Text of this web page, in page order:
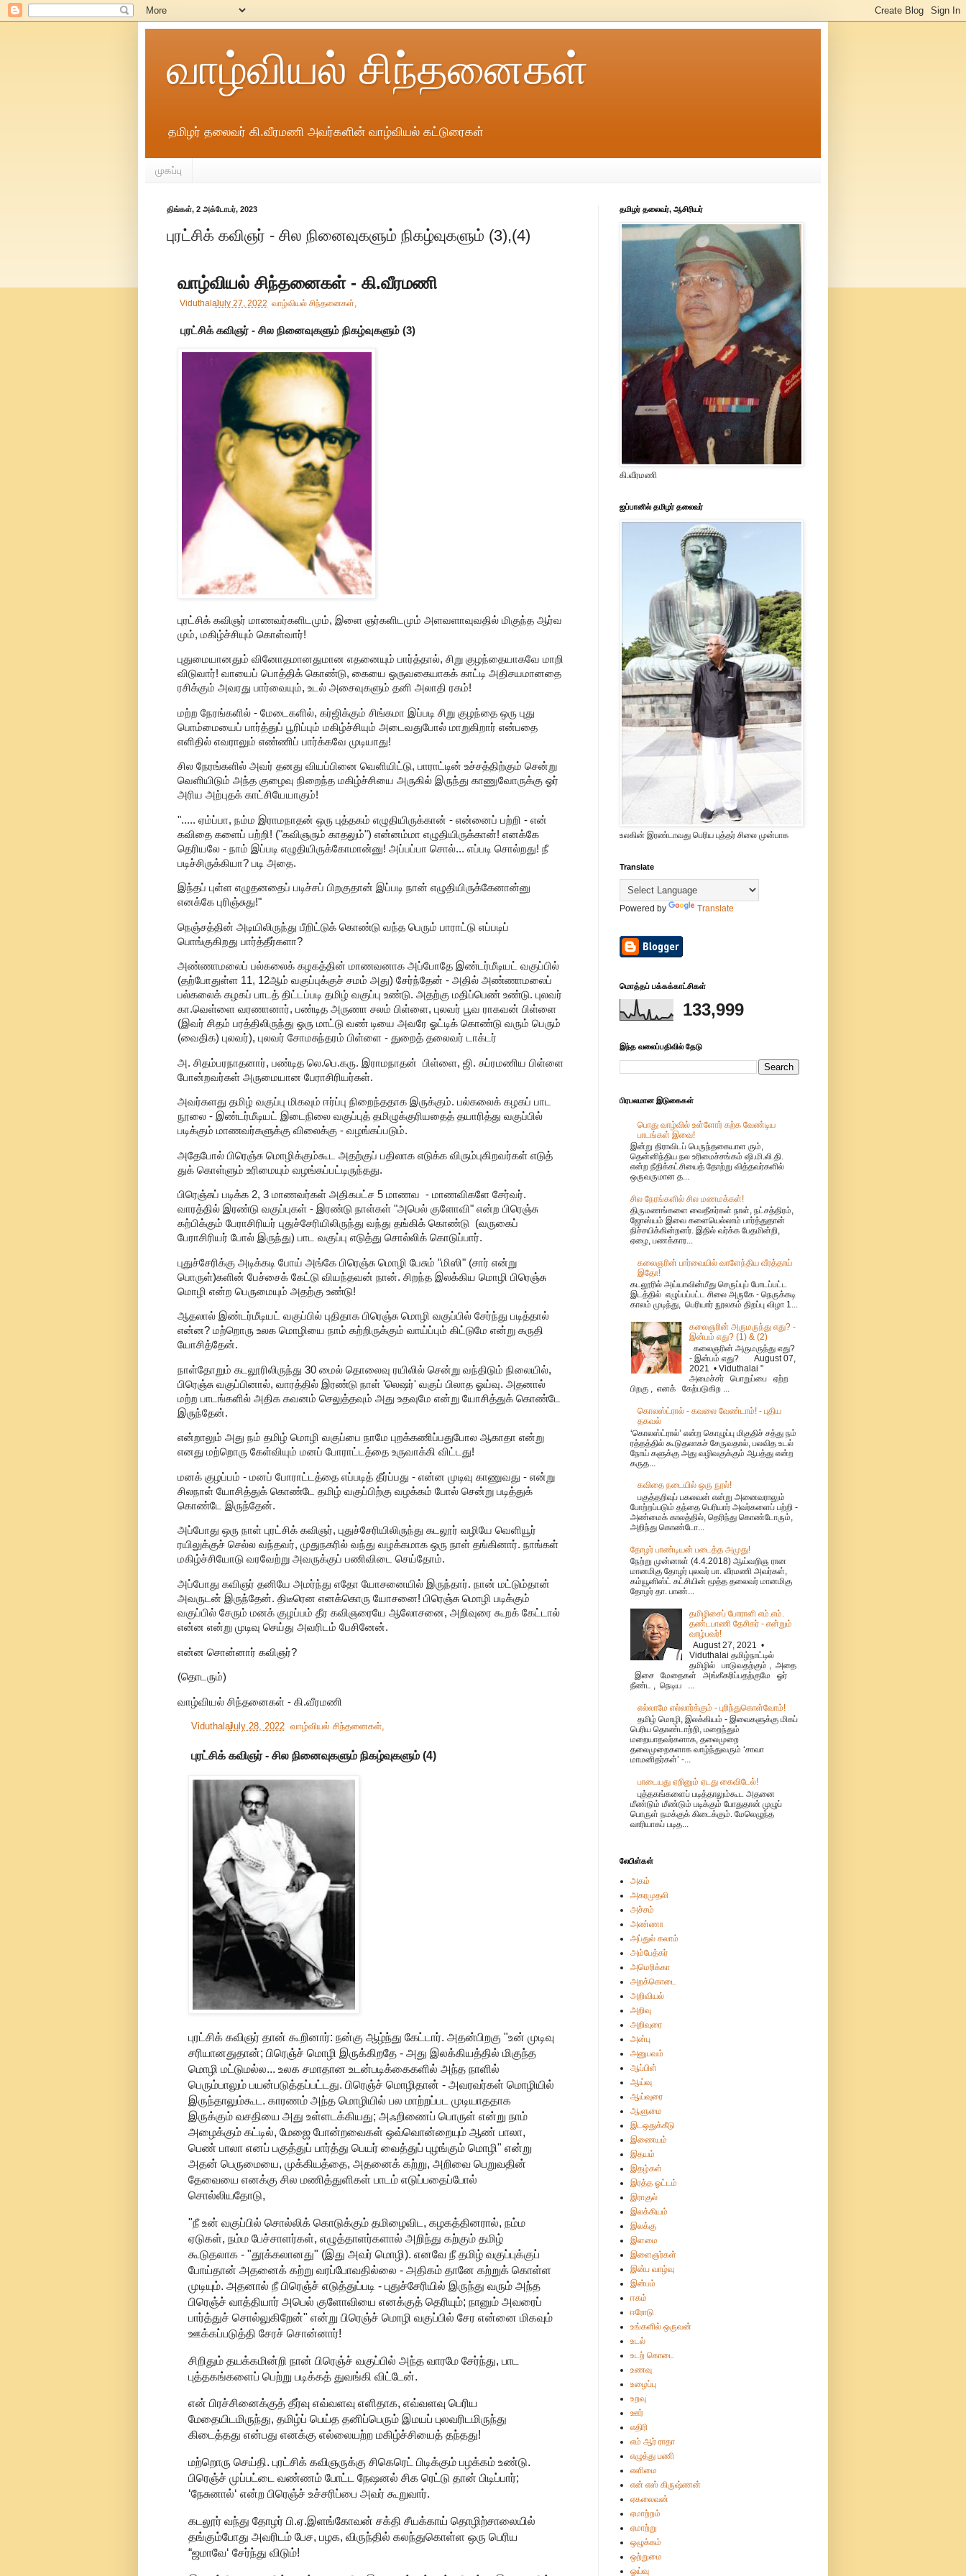
வாழ்வியல் சிந்தனைகள்
தமிழர் தலைவர் கி.வீரமணி அவர்களின் வாழ்வியல் கட்டுரைகள்
முகப்பு
திங்கள், 2 அக்டோபர், 2023
புரட்சிக் கவிஞர் - சில நினைவுகளும் நிகழ்வுகளும் (3),(4)
வாழ்வியல் சிந்தனைகள் - கி.வீரமணி
ViduthalaiJuly 27, 2022 வாழ்வியல் சிந்தனைகள்,
புரட்சிக் கவிஞர் - சில நினைவுகளும் நிகழ்வுகளும் (3)
புரட்சிக் கவிஞர் மாணவர்களிடமும், இளை ஞர்களிடமும் அளவளாவுவதில் மிகுந்த ஆர்வ
மும், மகிழ்ச்சியும் கொள்வார்!
புதுமையானதும் வினோதமானதுமான எதனையும் பார்த்தால், சிறு குழந்தையாகவே மாறி
விடுவார்! வாயைப் பொத்திக் கொண்டு, கையை ஒருவகையாகக் காட்டி அதிசயமானதை
ரசிக்கும் அவரது பார்வையும், உடல் அசைவுகளும் தனி அலாதி ரகம்!
மற்ற நேரங்களில் - மேடைகளில், கர்ஜிக்கும் சிங்கமா இப்படி சிறு குழந்தை ஒரு புது
பொம்மையைப் பார்த்துப் பூரிப்பும் மகிழ்ச்சியும் அடைவதுபோல் மாறுகிறார் என்பதை
எளிதில் எவராலும் எண்ணிப் பார்க்கவே முடியாது!
சில நேரங்களில் அவர் தனது வியப்பினை வெளியிட்டு, பாராட்டின் உச்சத்திற்கும் சென்று
வெளியிடும் அந்த குழைவு நிறைந்த மகிழ்ச்சியை அருகில் இருந்து காணுவோருக்கு ஓர்
அரிய அற்புதக் காட்சியேயாகும்!
"..... ஏம்ப்பா, நம்ம இராமநாதன் ஒரு புத்தகம் எழுதியிருக்கான் - என்னைப் பற்றி - என்
கவிதை களைப் பற்றி! ("கவிஞரும் காதலும்") என்னம்மா எழுதியிருக்கான்! எனக்கே
தெரியலே - நாம் இப்படி எழுதியிருக்கோமான்னு! அப்பப்பா சொல்... எப்படி சொல்றது! நீ
படிச்சிருக்கியா? படி அதை.
இந்தப் புள்ள எழுதனதைப் படிச்சப் பிறகுதான் இப்படி நான் எழுதியிருக்கேனான்னு
எனக்கே புரிஞ்சுது!"
நெஞ்சத்தின் அடியிலிருந்து பீறிட்டுக் கொண்டு வந்த பெரும் பாராட்டு எப்படிப்
பொங்குகிறது பார்த்தீர்களா?
அண்ணாமலைப் பல்கலைக் கழகத்தின் மாணவனாக அப்போதே இண்டர்மீடியட் வகுப்பில்
(தற்போதுள்ள 11, 12ஆம் வகுப்புக்குச் சமம் அது) சேர்ந்தேன் - அதில் அண்ணாமலைப்
பல்கலைக் கழகப் பாடத் திட்டப்படி தமிழ் வகுப்பு உண்டு. அதற்கு மதிப்பெண் உண்டு. புலவர்
கா.வெள்ளை வரணானார், பண்டித அருணா சலம் பிள்ளை, புலவர் பூவ ராகவன் பிள்ளை
(இவர் சிதம் பரத்திலிருந்து ஒரு மாட்டு வண் டியை அவரே ஓட்டிக் கொண்டு வரும் பெரும்
(வைதிக) புலவர்), புலவர் சோமசுந்தரம் பிள்ளை - துறைத் தலைவர் டாக்டர்
அ. சிதம்பரநாதனார், பண்டித லெ.பெ.கரு. இராமநாதன் பிள்ளை, ஜி. சுப்ரமணிய பிள்ளை
போன்றவர்கள் அருமையான பேராசிரியர்கள்.
அவர்களது தமிழ் வகுப்பு மிகவும் ஈர்ப்பு நிறைந்ததாக இருக்கும். பல்கலைக் கழகப் பாட
நூலை - இண்டர்மீடியட் இடைநிலை வகுப்புத் தமிழுக்குரியதைத் தயாரித்து வகுப்பில்
படிக்கும் மாணவர்களுக்கு விலைக்கு - வழங்கப்படும்.
அதேபோல் பிரெஞ்சு மொழிக்கும்கூட அதற்குப் பதிலாக எடுக்க விரும்புகிறவர்கள் எடுத்
துக் கொள்ளும் உரிமையும் வழங்கப்பட்டிருந்தது.
பிரெஞ்சுப் படிக்க 2, 3 மாணவர்கள் அதிகபட்ச 5 மாணவ - மாணவிகளே சேர்வர்.
வாரத்தில் இரண்டு வகுப்புகள் - இரண்டு நாள்கள் "அபெல் குளோவி" என்ற பிரெஞ்சு
கற்பிக்கும் பேராசிரியர் புதுச்சேரியிலிருந்து வந்து தங்கிக் கொண்டு (வருகைப்
பேராசிரியர் போல் இருந்து) பாட வகுப்பு எடுத்து சொல்லிக் கொடுப்பார்.
புதுச்சேரிக்கு அடிக்கடி போய் அங்கே பிரெஞ்சு மொழி பேசும் "மிஸி" (சார் என்று
பொருள்)களின் பேச்சைக் கேட்டு வியந்தவன் நான். சிறந்த இலக்கிய மொழி பிரெஞ்சு
மொழி என்ற பெருமையும் அதற்கு உண்டு!
ஆதலால் இண்டர்மீடியட் வகுப்பில் புதிதாக பிரெஞ்சு மொழி வகுப்பில் சேர்ந்து படித்தால்
என்ன? மற்றொரு உலக மொழியை நாம் கற்றிருக்கும் வாய்ப்பும் கிட்டுமே என்று கருதி
யோசித்தேன்.
நாள்தோறும் கடலூரிலிருந்து 30 மைல் தொலைவு ரயிலில் சென்று வந்திடும் நிலையில்,
பிரெஞ்சு வகுப்பினால், வாரத்தில் இரண்டு நாள் 'லெஷர்' வகுப் பிலாத ஓய்வு. அதனால்
மற்ற பாடங்களில் அதிக கவனம் செலுத்தவும் அது உதவுமே என்று யோசித்துக் கொண்டே
இருந்தேன்.
என்றாலும் அது நம் தமிழ் மொழி வகுப்பை நாமே புறக்கணிப்பதுபோல ஆகாதா என்று
எனது மற்றொரு கேள்வியும் மனப் போராட்டத்தை உருவாக்கி விட்டது!
மனக் குழப்பம் - மனப் போராட்டத்தை எப்படித் தீர்ப்பது - என்ன முடிவு காணுவது - என்று
சிலநாள் யோசித்துக் கொண்டே தமிழ் வகுப்பிற்கு வழக்கம் போல் சென்று படித்துக்
கொண்டே இருந்தேன்.
அப்போது ஒரு நாள் புரட்சிக் கவிஞர், புதுச்சேரியிலிருந்து கடலூர் வழியே வெளியூர்
ரயிலுக்குச் செல்ல வந்தவர், முதுநகரில் வந்து வழக்கமாக ஒரு நாள் தங்கினார். நாங்கள்
மகிழ்ச்சியோடு வரவேற்று அவருக்குப் பணிவிடை செய்தோம்.
அப்போது கவிஞர் தனியே அமர்ந்து எதோ யோசனையில் இருந்தார். நான் மட்டும்தான்
அவருடன் இருந்தேன். திடீரென எனக்கொரு யோசனை! பிரெஞ்சு மொழி படிக்கும்
வகுப்பில் சேரும் மனக் குழப்பம் தீர கவிஞரையே ஆலோசனை, அறிவுரை கூறக் கேட்டால்
என்ன என்று முடிவு செய்து அவரிடம் பேசினேன்.
என்ன சொன்னார் கவிஞர்?
(தொடரும்)
வாழ்வியல் சிந்தனைகள் - கி.வீரமணி
ViduthalaiJuly 28, 2022 வாழ்வியல் சிந்தனைகள்,
புரட்சிக் கவிஞர் - சில நினைவுகளும் நிகழ்வுகளும் (4)
புரட்சிக் கவிஞர் தான் கூறினார்: நன்கு ஆழ்ந்து கேட்டார். அதன்பிறகு "உன் முடிவு
சரியானதுதான்; பிரெஞ்ச் மொழி இருக்கிறதே - அது இலக்கியத்தில் மிகுந்த
மொழி மட்டுமல்ல... உலக சமாதான உடன்படிக்கைகளில் அந்த நாளில்
பெரும்பாலும் பயன்படுத்தப்பட்டது. பிரெஞ்ச் மொழிதான் - அவரவர்கள் மொழியில்
இருந்தாலும்கூட. காரணம் அந்த மொழியில் பல மாற்றப்பட முடியாததாக
இருக்கும் வசதியை அது உள்ளடக்கியது; அஃறிணைப் பொருள் என்று நாம்
அழைக்கும் கட்டில், மேஜை போன்றவைகள் ஒவ்வொன்றையும் ஆண் பாலா,
பெண் பாலா எனப் பகுத்துப் பார்த்து பெயர் வைத்துப் புழங்கும் மொழி" என்று
அதன் பெருமையை, முக்கியத்தை, அதனைக் கற்று, அறிவை பெறுவதின்
தேவையை எனக்கு சில மணித்துளிகள் பாடம் எடுப்பதைப்போல்
சொல்லியதோடு,
"நீ உன் வகுப்பில் சொல்லிக் கொடுக்கும் தமிழைவிட, கழகத்தினரால், நம்ம
ஏடுகள், நம்ம பேச்சாளர்கள், எழுத்தாளர்களால் அறிந்து கற்கும் தமிழ்
கூடுதலாக - "தூக்கலானது" (இது அவர் மொழி). எனவே நீ தமிழ் வகுப்புக்குப்
போய்தான் அதனைக் கற்று வரப்போவதில்லை - அதிகம் தானே கற்றுக் கொள்ள
முடியும். அதனால் நீ பிரெஞ்ச் எடுத்துப்படி - புதுச்சேரியில் இருந்து வரும் அந்த
பிரெஞ்ச் வாத்தியார் அபெல் குளோவியை எனக்குத் தெரியும்; நானும் அவரைப்
பார்த்துச் சொல்லுகிறேன்" என்று பிரெஞ்ச் மொழி வகுப்பில் சேர என்னை மிகவும்
ஊக்கப்படுத்தி சேரச் சொன்னார்!
சிறிதும் தயக்கமின்றி நான் பிரெஞ்ச் வகுப்பில் அந்த வாரமே சேர்ந்து, பாட
புத்தகங்களைப் பெற்று படிக்கத் துவங்கி விட்டேன்.
என் பிரச்சினைக்குத் தீர்வு எவ்வளவு எளிதாக, எவ்வளவு பெரிய
மேதையிடமிருந்து, தமிழ்ப் பெய்த தனிப்பெரும் இமயப் புலவரிடமிருந்து
கிடைத்தது என்பது எனக்கு எல்லையற்ற மகிழ்ச்சியைத் தந்தது!
மற்றொரு செய்தி. புரட்சிக் கவிஞருக்கு சிகெரெட் பிடிக்கும் பழக்கம் உண்டு.
பிரெஞ்ச் முப்பட்டை வண்ணம் போட்ட நேஷனல் சிக ரெட்டு தான் பிடிப்பார்;
‘நேசுனால்‘ என்ற பிரெஞ்ச் உச்சரிப்பை அவர் கூறுவார்.
கடலூர் வந்து தோழர் பி.ஏ.இளங்கோவன் சக்தி சீயக்காய் தொழிற்சாலையில்
தங்கும்போது அவரிடம் பேச, பழக, விருந்தில் கலந்துகொள்ள ஒரு பெரிய
“ஜமாவே‘ சேர்ந்து விடும்!
தமிழர் தலைவர், ஆசிரியர்
கி.வீரமணி
ஜப்பானில் தமிழர் தலைவர்
உலகின் இரண்டாவது பெரிய புத்தர் சிலை முன்பாக
Translate
Powered by Translate
மொத்தப் பக்கக்காட்சிகள்
133,999
இந்த வலைப்பதிவில் தேடு
பிரபலமான இடுகைகள்
பொது வாழ்வில் உள்ளோர் கற்க வேண்டிய
பாடங்கள் இவை!
இன்று திராவிடப் பெருந்தகையாள ரும்,
தென்னிந்திய நல உரிமைச்சங்கம் ஷி.மி.லி.தி.
என்ற நீதிக்கட்சியைத் தோற்று வித்தவர்களில்
ஒருவருமான த...
சில நேரங்களில் சில மணமக்கள்!
திருமணங்களை வைதீகர்கள் நாள், நட்சத்திரம்,
ஜோஸ்யம் இவை களையெல்லாம் பார்த்துதான்
நிச்சயிக்கின்றனர். இதில் வர்க்க பேதமின்றி,
ஏழை, பணக்கார...
கலைஞரின் பார்வையில் வாளேந்திய வீரத்தாய்
இதோ!
கடலூரில் அய்யாவின்மீது செருப்புப் போடப்பட்ட
இடத்தில் எழுப்பப்பட்ட சிலை அருகே - நெருக்கடி
காலம் முடிந்து, பெரியார் நூலகம் திறப்பு விழா 1...
கலைஞரின் அருமருந்து எது? -
இன்பம் எது? (1) & (2)
கலைஞரின் அருமருந்து எது?
- இன்பம் எது? August 07,
2021 • Viduthalai "
அமைச்சர் பொறுப்பை ஏற்ற
பிறகு , எனக் கேற்படுகிற ...
கொலஸ்ட்ரால் - கவலை வேண்டாம்! - புதிய
தகவல்
‘கொலஸ்ட்ரால்’ என்ற கொழுப்பு மிகுதிச் சத்து நம்
ரத்தத்தில் கூடுதலாகச் சேருவதால், பலவித உடல்
நோய் களுக்கு அது வழிவகுக்கும் ஆபத்து என்ற
கருத...
கவிதை நடையில் ஒரு நூல்!
பகுத்தறிவுப் பகலவன் என்று அனைவராலும்
போற்றப்படும் தந்தை பெரியார் அவர்களைப் பற்றி -
அண்மைக் காலத்தில், தெரிந்து கொண்டோரும்,
அறிந்து கொண்டோ...
தோழர் பாண்டியன் படைத்த அமுது!
நேற்று முன்னாள் (4.4.2018) ஆய்வறிஞ ரான
மானமிகு தோழர் புலவர் பா. வீரமணி அவர்கள்,
கம்யூனிஸ்ட் கட்சியின் மூத்த தலைவர் மானமிகு
தோழர் தா. பாண்...
தமிழிசைப் போராளி எம்.எம்.
தண்டபாணி தேசிகர் - என்றும்
வாழ்பவர்!
August 27, 2021 •
Viduthalai தமிழ்நாட்டில்
தமிழில் பாடுவதற்கும் , அதை
இசை மேதைகள் அங்கீகரிப்பதற்குமே ஓர்
நீண்ட , நெடிய ...
எல்லாமே எல்லார்க்கும் - புரிந்துகொள்வோம்!
தமிழ் மொழி, இலக்கியம் - இவைகளுக்கு மிகப்
பெரிய தொண்டாற்றி, மறைந்தும்
மறையாதவர்களாக, தலைமுறை
தலைமுறைகளாக வாழ்ந்துவரும் ‘சாவா
மாமனிதர்கள்’ -...
பாடையது ஏறினும் ஏடது கைவிடேல்!
புத்தகங்களைப் படித்தாலும்கூட அதனை
மீண்டும் மீண்டும் படிக்கும் போதுதான் முழுப்
பொருள் நமக்குக் கிடைக்கும். மேலெழுந்த
வாரியாகப் படித...
லேபிள்கள்
அகம்
அகரமுதலி
அச்சம்
அண்ணா
அப்துல் கலாம்
அம்பேத்கர்
அமெரிக்கா
அறக்கொடை
அறிவியல்
அறிவு
அறிவுரை
அன்பு
அனுபவம்
ஆப்பிள்
ஆய்வு
ஆய்வுரை
ஆளுமை
இடஒதுக்கீடு
இணையம்
இதயம்
இதழ்கள்
இரத்த ஓட்டம்
இராகுல்
இலக்கியம்
இலக்கு
இளமை
இளைஞர்கள்
இன்ப வாழ்வு
இன்பம்
ஈகம்
ஈரோடு
உங்களில் ஒருவன்
உடல்
உடற் கொடை
உணவு
உழைப்பு
உறவு
ஊர்
எதிரி
எம் ஆர் ராதா
எழுத்து பணி
எளிமை
என் எஸ் கிருஷ்ணன்
ஏகலைவன்
ஏமாற்றம்
ஏமாற்று
ஒழுக்கம்
ஒற்றுமை
ஓய்வு